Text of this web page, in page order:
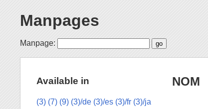
Manpages
Manpage:
NOM
Available in
(3) (7) (9) (3)/de (3)/es (3)/fr (3)/ja